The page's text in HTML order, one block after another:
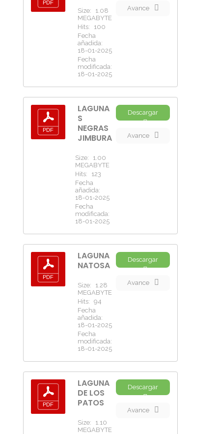
Size:
1.08
MEGABYTE
Hits:
100
Fecha
añadida:
18-01-2025
Fecha
modificada:
18-01-2025
Avance
LAGUNA
S
NEGRAS
JIMBURA
Size:
1.00
MEGABYTE
Hits:
123
Fecha
añadida:
18-01-2025
Fecha
modificada:
18-01-2025
Descargar
Avance
LAGUNA
NATOSA
Size:
1.28
MEGABYTE
Hits: 94
Fecha
añadida:
18-01-2025
Fecha
modificada:
18-01-2025
Descargar
Avance
LAGUNA
DE LOS
PATOS
Size:
1.10
MEGABYTE
Descargar
Avance